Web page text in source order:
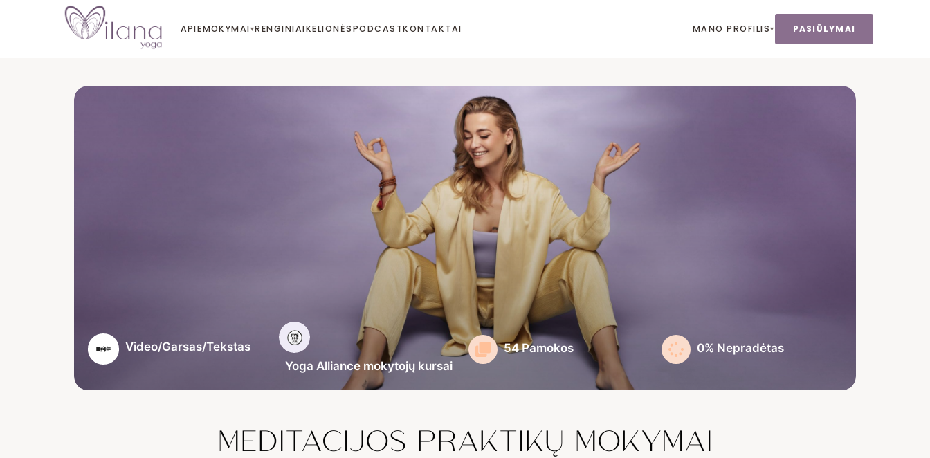
APIEMOKYMAI▾RENGINIAIKELIONĖSPODCASTKONTAKTAI MANO PROFILIS▾ PASIŪLYMAI
Video/Garsas/Tekstas
Yoga Alliance mokytojų kursai
54 Pamokos 0% Nepradėtas
MEDITACIJOS PRAKTIKŲ MOKYMAI